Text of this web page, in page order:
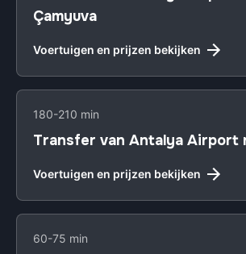
Çamyuva
Voertuigen en prijzen bekijken
180-210 min
Transfer van Antalya Airport
Voertuigen en prijzen bekijken
60-75 min